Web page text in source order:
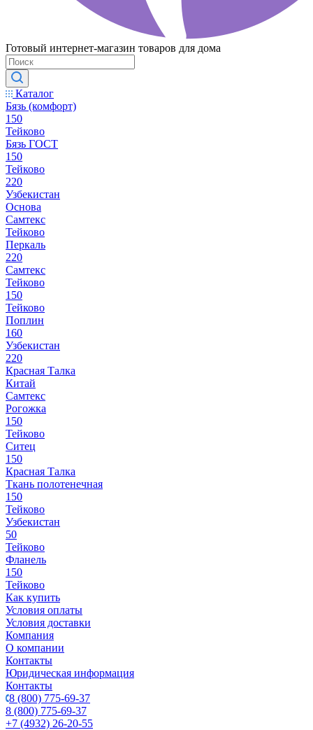
Готовый интернет-магазин товаров для дома
Каталог
Бязь (комфорт)
150
Тейково
Бязь ГОСТ
150
Тейково
220
Узбекистан
Основа
Самтекс
Тейково
Перкаль
220
Самтекс
Тейково
150
Тейково
Поплин
160
Узбекистан
220
Красная Талка
Китай
Самтекс
Рогожка
150
Тейково
Ситец
150
Красная Талка
Ткань полотенечная
150
Тейково
Узбекистан
50
Тейково
Фланель
150
Тейково
Как купить
Условия оплаты
Условия доставки
Компания
О компании
Контакты
Юридическая информация
Контакты
8 (800) 775-69-37
8 (800) 775-69-37
+7 (4932) 26-20-55